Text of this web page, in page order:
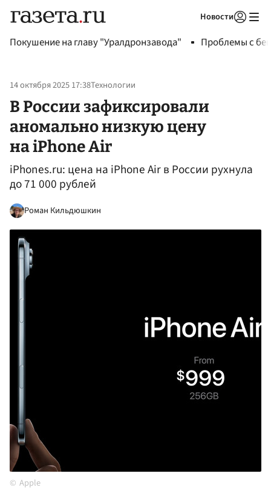
Новости
Покушение на главу "Уралдронзавода" Проблемы с
14 октября 2025 17:38Технологии
В России зафиксировали
аномально низкую цену
на iPhone Air
iPhones.ru: цена на iPhone Air в России рухнула
до 71 000 рублей
Роман Кильдюшкин
Apple